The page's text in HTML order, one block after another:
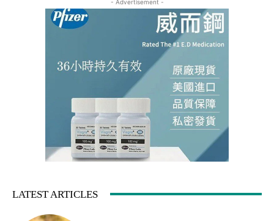
- Advertisement -
LATEST ARTICLES